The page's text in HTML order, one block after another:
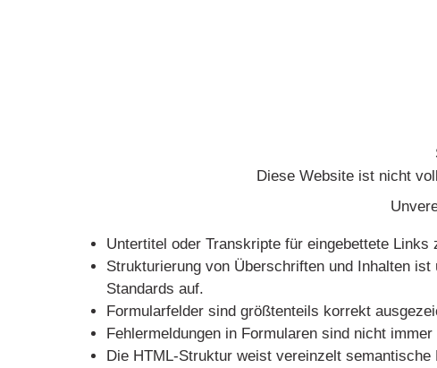
Diese Website ist nicht
Untertitel oder Transkripte für eingebettete Links
Strukturierung von Überschriften und Inhalten
Standards auf.
Formularfelder sind größtenteils korrekt
Fehlermeldungen in Formularen sind nicht
Die HTML-Struktur weist vereinzelt